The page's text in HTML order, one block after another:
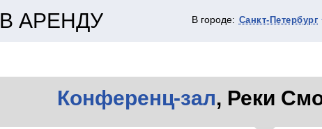
В АРЕНДУ В городе: Санкт-Петербург
Конференц-зал, Реки